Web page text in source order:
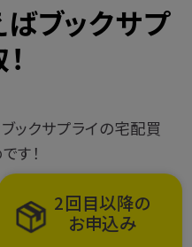
2回目以降の
お申込み
ブックサプ
ックサプライの宅配買
す！
業以来、およそ100万
きた宅配買取サービス